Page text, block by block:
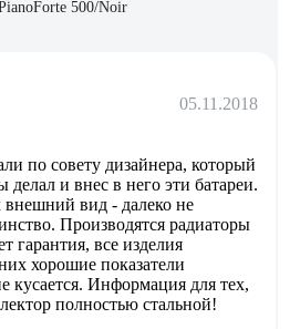
500/Noir
05.11.2018
по совету дизайнера, который
делал и внес в него эти батареи.
внешний вид - далеко не
Производятся радиаторы
гарантия, все изделия
хорошие показатели
кусается. Информация для тех,
полностью стальной!